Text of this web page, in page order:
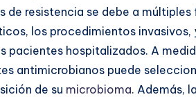
de resistencia se debe a
los procedimientos invasivos,
pacientes hospitalizados. A
antimicrobianos puede
de su microbioma. Además,